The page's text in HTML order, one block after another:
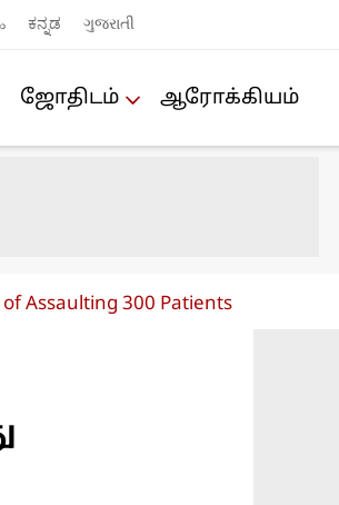
ಕನ್ನಡ ગુજરાતી
ஜோ‌திட‌ம் ஆரோக்கியம்
Assaulting 300 Patients